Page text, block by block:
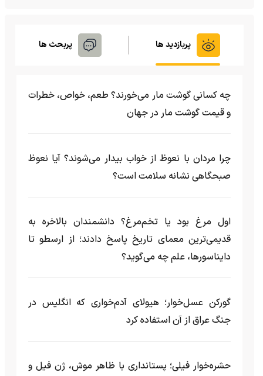
پربازدید ها پربحث ها
چه کسانی گوشت مار می‌خورند؟ طعم، خواص، خطرات
و قیمت گوشت مار در جهان
چرا مردان با نعوظ از خواب بیدار می‌شوند؟ آیا نعوظ
صبحگاهی نشانه سلامت است؟
اول مرغ بود یا تخم‌مرغ؟ دانشمندان بالاخره به
قدیمی‌ترین معمای تاریخ پاسخ دادند؛ از ارسطو تا
دایناسورها، علم چه می‌گوید؟
گورکن عسل‌خوار؛ هیولای آدم‌خواری که انگلیس در
جنگ عراق از آن استفاده کرد
حشره‌خوار فیلی؛ پستانداری با ظاهر موش، ژن فیل و